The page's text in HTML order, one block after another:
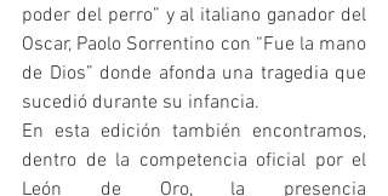
poder del perro” y al italiano ganador del
Oscar, Paolo Sorrentino con “Fue la mano
de Dios” donde afonda una tragedia que
sucedió durante su infancia.
En esta edición también encontramos,
dentro de la competencia oficial por el
León de Oro, la presencia